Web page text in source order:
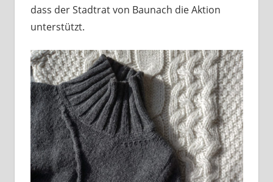
dass der Stadtrat von Baunach die Aktion
unterstützt.